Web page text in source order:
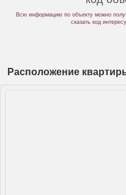
Всю информацию по объекту можно
сказать код
Расположение